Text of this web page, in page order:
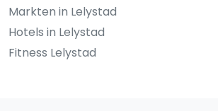
Markten in Lelystad
Hotels in Lelystad
Fitness Lelystad